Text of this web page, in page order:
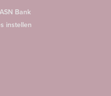
Bank
instellen